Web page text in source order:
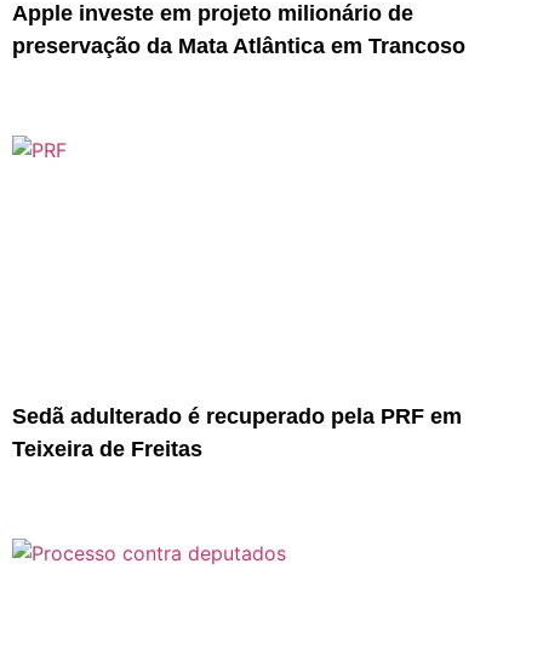
Apple investe em projeto milionário de
preservação da Mata Atlântica em Trancoso
Sedã adulterado é recuperado pela PRF em
Teixeira de Freitas